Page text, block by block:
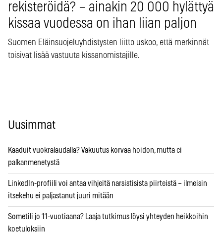
rekisteröidä? – ainakin 20 000 hylättyä
kissaa vuodessa on ihan liian paljon
Suomen Eläinsuojeluyhdistysten liitto uskoo, että merkinnät
toisivat lisää vastuuta kissanomistajille.
Uusimmat
Kaaduit vuokralaudalla? Vakuutus korvaa hoidon, mutta ei
palkanmenetystä
LinkedIn-profiili voi antaa vihjeitä narsistisista piirteistä – ilmeisin
itsekehu ei paljastanut juuri mitään
Sometili jo 11-vuotiaana? Laaja tutkimus löysi yhteyden heikkoihin
koetuloksiin